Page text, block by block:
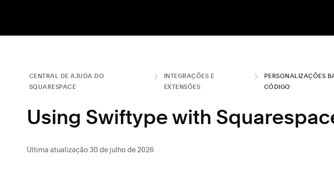
CENTRAL DE AJUDA DO
SQUARESPACE
INTEGRAÇÕES E
EXTENSÕES
PERSONALIZAÇÕES
CÓDIGO
Using Swiftype with
Ultima atualização 30 de julho de 2026